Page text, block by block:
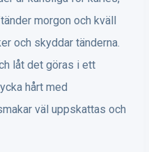
morgon och kväll
och skyddar tänderna.
låt det göras i ett
hårt med
väl uppskattas och